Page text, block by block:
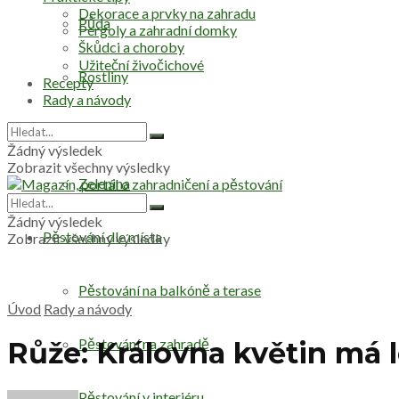
Půda
Rostliny
Zelenina
Pěstování dle místa
Pěstování na balkóně a terase
Pěstování na zahradě
Dekorace a prvky na zahradu
Pergoly a zahradní domky
Škůdci a choroby
Užiteční živočichové
Recepty
Rady a návody
Žádný výsledek
Zobrazit všechny výsledky
Žádný výsledek
Zobrazit všechny výsledky
Úvod Rady a návody
Růže: Královna květin